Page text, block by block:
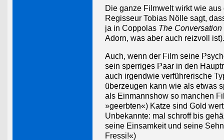
Die ganze Filmwelt wirkt wie
Regisseur Tobias Nölle sagt,
ja in Coppolas The Conversation
Adorn, was aber auch reizvoll ist).
Auch, wenn der Film seine
sein sperriges Paar in den
auch irgendwie verführerische
überzeugen kann wie als etwas
als Einmannshow so manchen
»geerbten«) Katze sind Gold
Unbekannte: mal schroff bis
seine Einsamkeit und seine
Fressi!«)